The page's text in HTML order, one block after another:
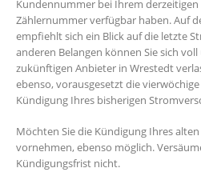
Kundennummer bei Ihrem
Zählernummer verfügbar haben. Auf
empfiehlt sich ein Blick auf die letzte
anderen Belangen können Sie sich
zukünftigen Anbieter in Wrestedt
ebenso, vorausgesetzt die
Kündigung Ihres bisherigen
Möchten Sie die Kündigung Ihres
vornehmen, ebenso möglich.
Kündigungsfrist nicht.